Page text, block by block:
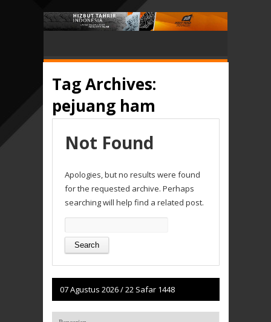
Tag Archives:
pejuang ham
Not Found
Apologies, but no results were found
for the requested archive. Perhaps
searching will help find a related post.
for:
07 Agustus 2026/22 Safar 1448